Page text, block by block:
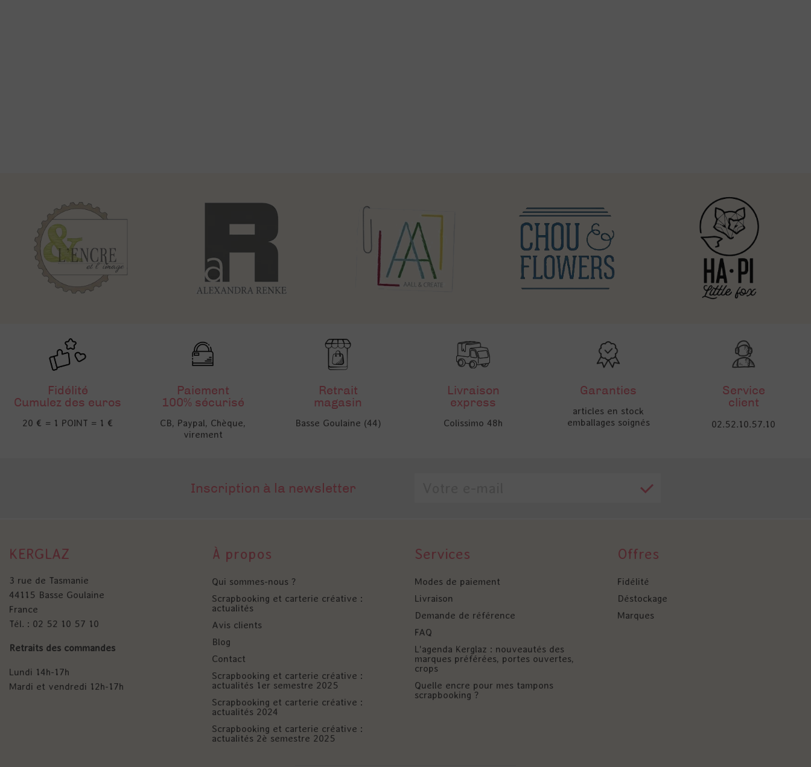
Fidélité
Cumulez des euros
20 € = 1 POINT = 1 €
Paiement
100% sécurisé
CB, Paypal, Chèque,
virement
Retrait
magasin
Basse Goulaine (44)
Livraison
express
Colissimo 48h
Garanties
articles en stock
emballages soignés
Service
client
02.52.10.57.10
Inscription à la newsletter
KERGLAZ
3 rue de Tasmanie
44115 Basse Goulaine
France
Tél. : 02 52 10 57 10
Retraits des commandes
Lundi 14h-17h
Mardi et vendredi 12h-17h
À propos
Qui sommes-nous ?
Scrapbooking et carterie créative :
actualités
Avis clients
Blog
Contact
Scrapbooking et carterie créative :
actualités 1er semestre 2025
Scrapbooking et carterie créative :
actualités 2024
Scrapbooking et carterie créative :
actualités 2è semestre 2025
Services
Modes de paiement
Livraison
Demande de référence
FAQ
L'agenda Kerglaz : nouveautés des
marques préférées, portes ouvertes,
crops
Quelle encre pour mes tampons
scrapbooking ?
Offres
Fidélité
Déstockage
Marques